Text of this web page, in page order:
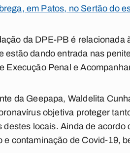
em Patos, no Sertão do
da DPE-PB é relacionada
estão dando entrada nas
Execução Penal e
da Geepapa, Waldelita
objetiva proteger
destes locais. Ainda de
e contaminação de Covid-19,